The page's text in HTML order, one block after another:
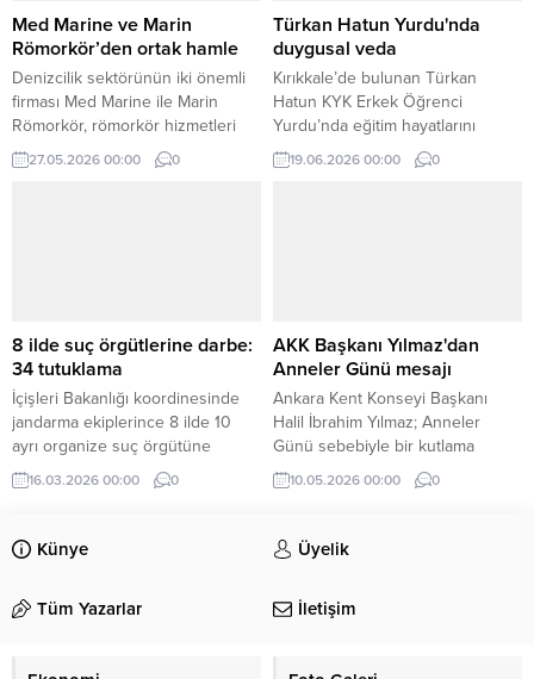
katliamdır. İzmir”de belediyelerin
borumluluğunda olan pek çok
hizmet ve yatırımın
yapılmamaktadır. Şehirdeki alt ve
üst...
Med Marine ve Marin
Römorkör’den ortak hamle
Denizcilik sektörünün iki önemli
firması Med Marine ile Marin
Römorkör, römorkör hizmetleri
alanında iş birliği anlaşmasına
imza attı.
27.05.2026 00:00 0
Türkan Hatun Yurdu'nda
duygusal veda
Kırıkkale’de bulunan Türkan
Hatun KYK Erkek Öğrenci
Yurdu’nda eğitim hayatlarını
başarıyla tamamlayarak mezun
olan öğrenciler için veda
19.06.2026 00:00 0
8 ilde suç örgütlerine darbe:
34 tutuklama
İçişleri Bakanlığı koordinesinde
jandarma ekiplerince 8 ilde 10
ayrı organize suç örgütüne
yönelik gerçekleştirilen
operasyonlarda 73 şüpheli
16.03.2026 00:00 0
AKK Başkanı Yılmaz'dan
Anneler Günü mesajı
Ankara Kent Konseyi Başkanı
Halil İbrahim Yılmaz; Anneler
Günü sebebiyle bir kutlama
mesajı yayımladı.
10.05.2026 00:00 0
Künye Üyelik
Tüm Yazarlar İletişim